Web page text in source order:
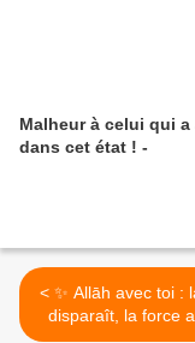
Malheur à celui qui
dans cet état ! -
< ✨ Allāh avec toi : la peur
disparaît, la force